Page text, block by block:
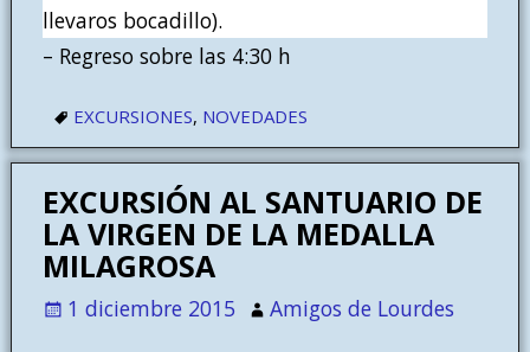
llevaros bocadillo).
– Regreso sobre las 4:30 h
EXCURSIONES, NOVEDADES
EXCURSIÓN AL SANTUARIO DE
LA VIRGEN DE LA MEDALLA
MILAGROSA
1 diciembre 2015 Amigos de Lourdes